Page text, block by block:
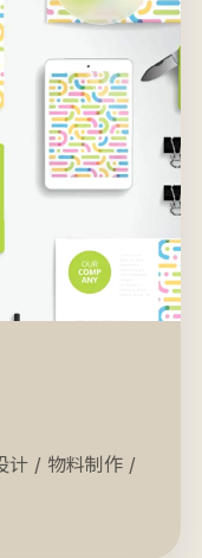
计 / 物料制作 /